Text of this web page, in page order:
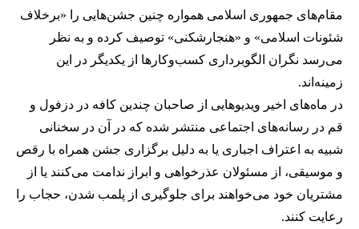
مقام‌های جمهوری اسلامی همواره چنین جشن‌هایی را «برخلاف
شئونات اسلامی» و «هنجارشکنی» توصیف کرده و به نظر
می‌رسد نگران الگوبرداری کسب‌وکارها از یکدیگر در این
زمینه‌اند.
در ماه‌های اخیر ویدیوهایی از صاحبان چندین کافه در دزفول و
قم در رسانه‌های اجتماعی منتشر شده که در آن در سخنانی
شبیه به اعتراف اجباری یا به دلیل برگزاری جشن همراه با رقص
و موسیقی، از مسئولان عذرخواهی و ابراز ندامت می‌کنند یا از
مشتریان خود می‌خواهند برای جلوگیری از پلمب شدن، حجاب را
رعایت کنند.